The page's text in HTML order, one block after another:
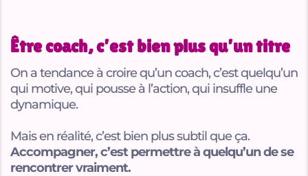
Être coach, c’est bien plus qu’un titre
On a tendance à croire qu’un coach, c’est quelqu’un
qui motive, qui pousse à l’action, qui insuffle une
dynamique.
Mais en réalité, c’est bien plus subtil que ça.
Accompagner, c’est permettre à quelqu’un de se
rencontrer vraiment.